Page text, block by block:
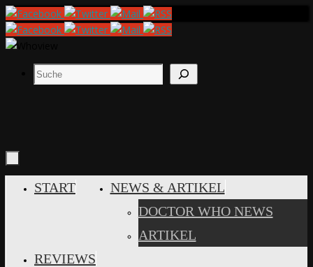
Zum
Inhalt
springen
Suchen
INHALT
START
NEWS & ARTIKEL
DOCTOR WHO NEWS
ARTIKEL
REVIEWS